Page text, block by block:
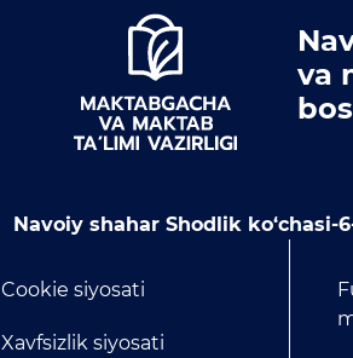
va
Navoiy shahar Shodlik ko‘chasi-
Cookie siyosati
Xavfsizlik siyosati